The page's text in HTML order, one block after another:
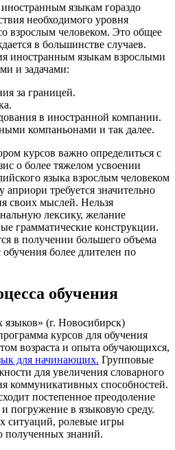
языкам гораздо
необходимого уровня
взрослым человеком. Это общее
в большинстве случаев.
иностранным языкам взрослыми
и задачами:
за границей.
в иностранной компании.
компаньонами и так далее.
курсов важно определиться с
о более тяжелом усвоении
языка взрослым человеком
априори требуется значительно
своих мыслей. Нельзя
лексику, желание
грамматические конструкции.
в получении большего объема
более длителен по
обучения
(г. Новосибирск)
курсов для обучения
возраста и опыта обучающихся,
для начинающих. Групповые
для увеличения словарного
коммуникативных способностей.
постепенное преодоление
погружение в языковую среду.
ситуаций, ролевые игры
полученных знаний.